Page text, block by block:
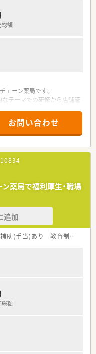
総額
ーン薬局です。
テーマでの研修から店舗管
得実績もあり、長く安定して
います。
お問い合わせ
薬局で福利厚生・職場
追加
助(手当)あり 教育制度あり
総額